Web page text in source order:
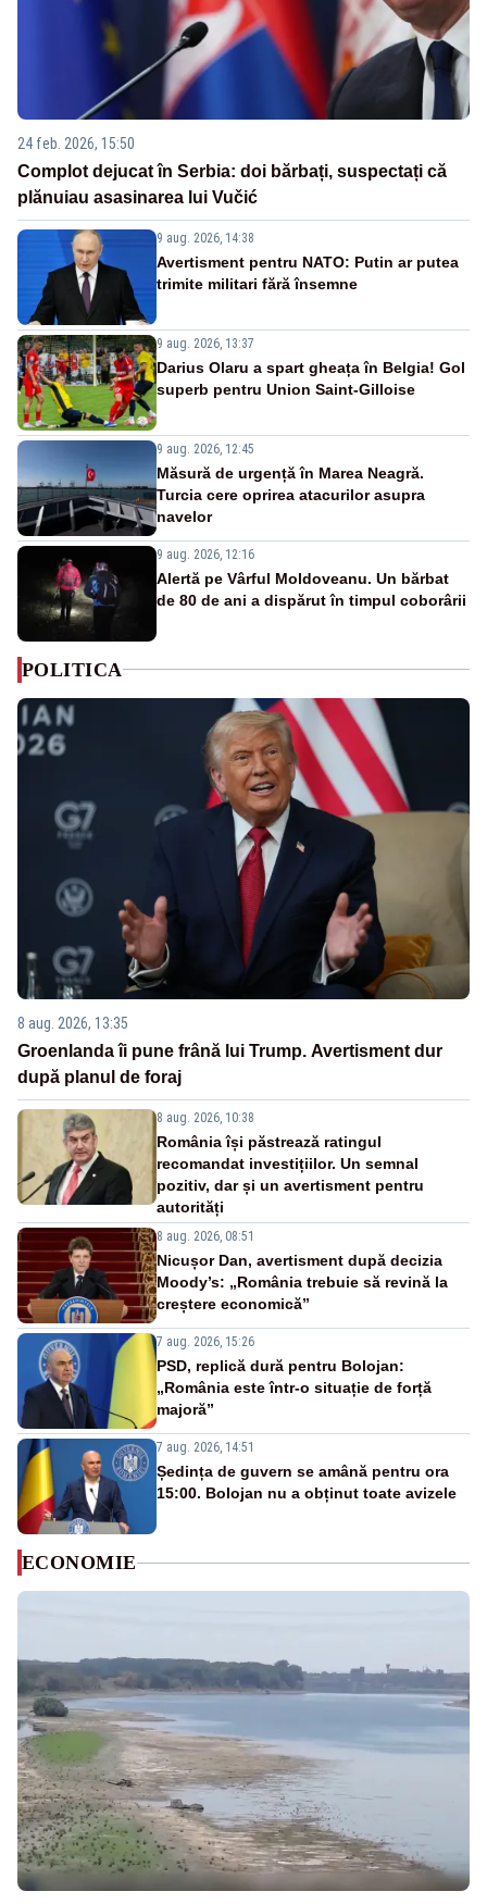
24 feb. 2026, 15:50
Complot dejucat în Serbia: doi bărbați, suspectați că
plănuiau asasinarea lui Vučić
9 aug. 2026, 14:38
Avertisment pentru NATO: Putin ar putea
trimite militari fără însemne
9 aug. 2026, 13:37
Darius Olaru a spart gheața în Belgia! Gol
superb pentru Union Saint-Gilloise
9 aug. 2026, 12:45
Măsură de urgență în Marea Neagră.
Turcia cere oprirea atacurilor asupra
navelor
9 aug. 2026, 12:16
Alertă pe Vârful Moldoveanu. Un bărbat
de 80 de ani a dispărut în timpul coborârii
POLITICA
8 aug. 2026, 13:35
Groenlanda îi pune frână lui Trump. Avertisment dur
după planul de foraj
8 aug. 2026, 10:38
România își păstrează ratingul
recomandat investițiilor. Un semnal
pozitiv, dar și un avertisment pentru
autorități
8 aug. 2026, 08:51
Nicușor Dan, avertisment după decizia
Moody’s: „România trebuie să revină la
creștere economică”
7 aug. 2026, 15:26
PSD, replică dură pentru Bolojan:
„România este într-o situație de forță
majoră”
7 aug. 2026, 14:51
Ședința de guvern se amână pentru ora
15:00. Bolojan nu a obținut toate avizele
ECONOMIE